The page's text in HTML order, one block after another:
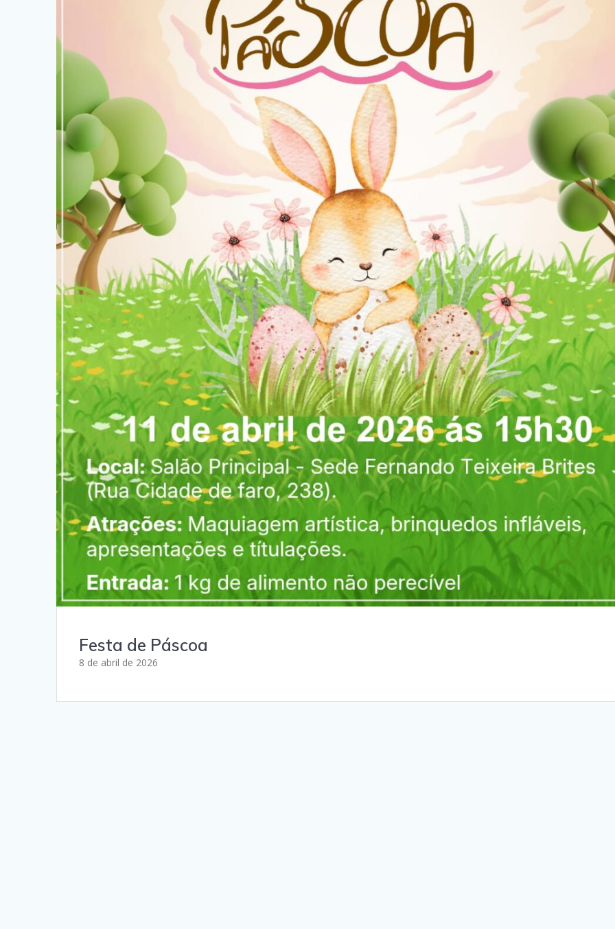
Festa de Páscoa
8 de abril de 2026